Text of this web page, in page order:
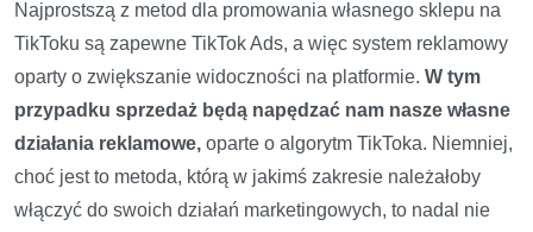
Najprostszą z metod dla promowania własnego sklepu na
TikToku są zapewne TikTok Ads, a więc system reklamowy
oparty o zwiększanie widoczności na platformie. W tym
przypadku sprzedaż będą napędzać nam nasze własne
działania reklamowe, oparte o algorytm TikToka. Niemniej,
choć jest to metoda, którą w jakimś zakresie należałoby
włączyć do swoich działań marketingowych, to nadal nie